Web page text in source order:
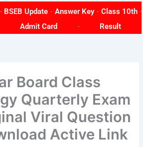
BSEB Update Answer Key
Class 10th
Admit Card Result
Board Class
Quarterly Exam
Viral Question
Active Link